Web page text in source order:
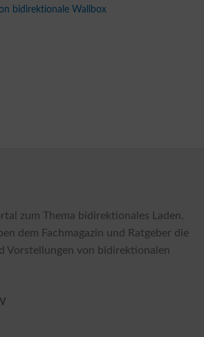
bidirektionale Wallbox
zum Thema bidirektionales Laden.
dem Fachmagazin und Ratgeber die
Vorstellungen von bidirektionalen